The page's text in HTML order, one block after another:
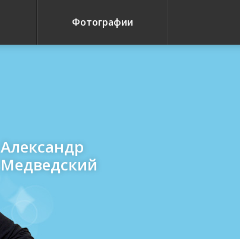
Фотографии
Александр
Медведский